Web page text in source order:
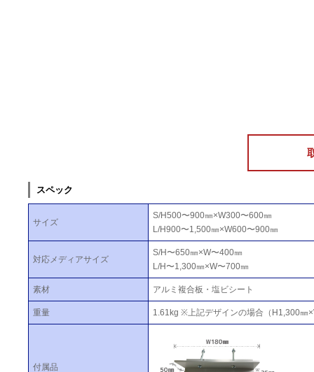
スペック
サイズ
S/H500〜900㎜×W300〜600㎜
L/H900〜1,500㎜×W600〜900㎜
対応メディアサイズ
S/H〜650㎜×W〜400㎜
L/H〜1,300㎜×W〜700㎜
素材 アルミ複合板・塩ビシート
重量 1.61kg ※上記デザインの場合（H1,300㎜
付属品